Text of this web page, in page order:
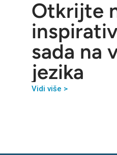
Otkrijte
sada na
jezika
Vidi više >